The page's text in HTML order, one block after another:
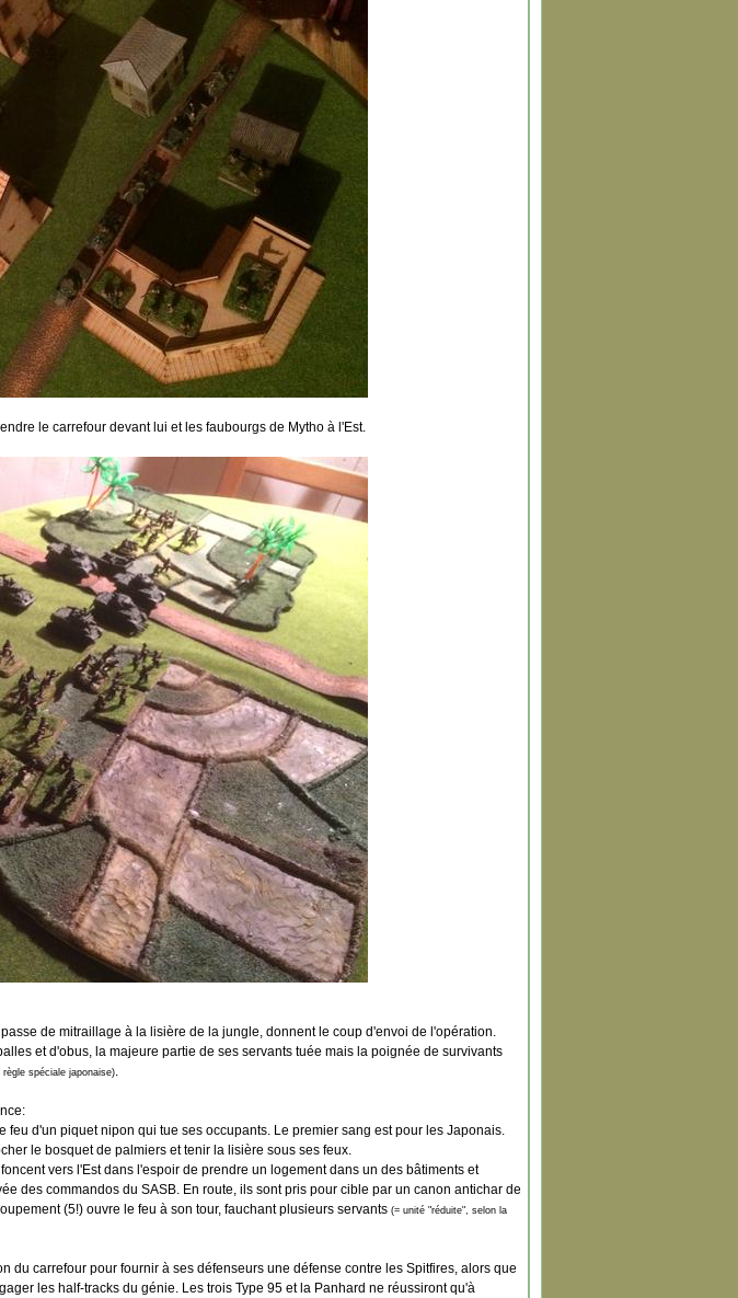
le carrefour devant lui et les faubourgs de Mytho à l'Est.
de mitraillage à la lisière de la jungle, donnent le coup d'envoi de l'opération.
et d'obus, la majeure partie de ses servants tuée mais la poignée de survivants
spéciale japonaise).
d'un piquet nipon qui tue ses occupants. Le premier sang est pour les Japonais.
le bosquet de palmiers et tenir la lisière sous ses feux.
vers l'Est dans l'espoir de prendre un logement dans un des bâtiments et
des commandos du SASB. En route, ils sont pris pour cible par un canon antichar de
(5!) ouvre le feu à son tour, fauchant plusieurs servants (= unité "réduite", selon la
du carrefour pour fournir à ses défenseurs une défense contre les Spitfires, alors que
les half-tracks du génie. Les trois Type 95 et la Panhard ne réussiront qu'à